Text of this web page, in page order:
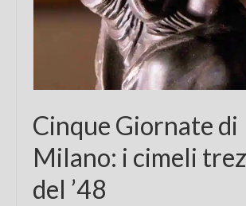
Cinque Giornate di
Milano: i cimeli
del ’48